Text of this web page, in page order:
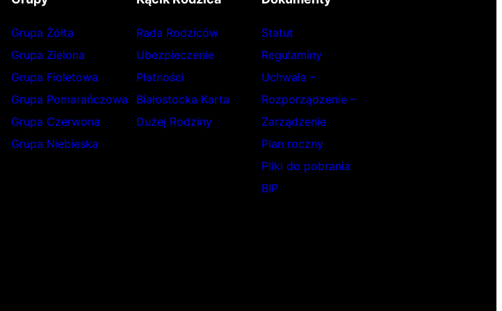
Grupa Żółta
Grupa Zielona
Grupa Fioletowa
Grupa Pomarańczowa
Grupa Czerwona
Grupa Niebieska
Rada Rodziców
Ubezpieczenie
Płatności
Białostocka Karta
Dużej Rodziny
Statut
Regulaminy
Uchwała –
Rozporządzenie –
Zarządzenie
Plan roczny
Pliki do pobrania
BIP